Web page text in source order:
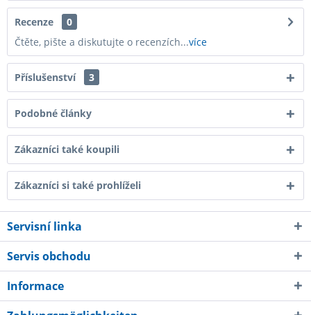
Recenze
0
Čtěte, pište a diskutujte o recenzích...více
Příslušenství 3
Podobné články
Zákazníci také koupili
Zákazníci si také prohlíželi
Servisní linka
Servis obchodu
Informace